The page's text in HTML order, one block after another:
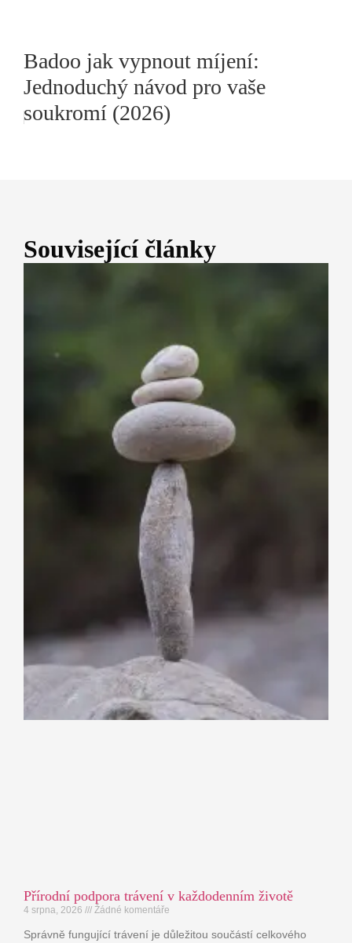
Badoo jak vypnout míjení:
Jednoduchý návod pro vaše
soukromí (2026)
Související články
Přírodní podpora trávení v každodenním životě
4 srpna, 2026 Žádné komentáře
Správně fungující trávení je důležitou součástí celkového